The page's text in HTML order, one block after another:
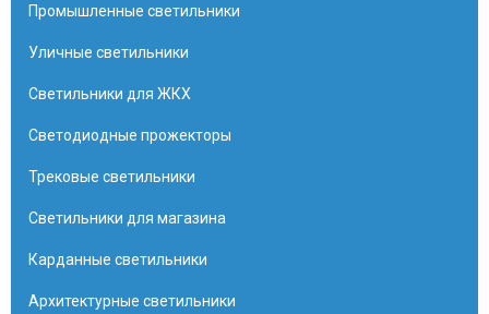
Промышленные светильники
Уличные светильники
Светильники для ЖКХ
Светодиодные прожекторы
Трековые светильники
Светильники для магазина
Карданные светильники
Архитектурные светильники